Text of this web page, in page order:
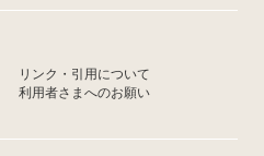
リンク・引用について
利用者さまへのお願い